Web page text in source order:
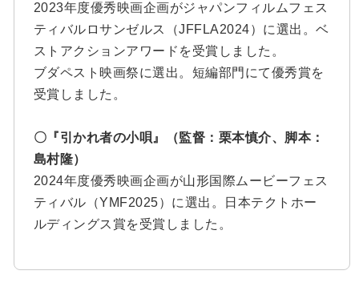
2023年度優秀映画企画がジャパンフィルムフェス
ティバルロサンゼルス（JFFLA2024）に選出。ベ
ストアクションアワードを受賞しました。
ブダペスト映画祭に選出。短編部門にて優秀賞を
受賞しました。
〇『引かれ者の小唄』（監督：栗本慎介、脚本：
島村隆）
2024年度優秀映画企画が山形国際ムービーフェス
ティバル（YMF2025）に選出。日本テクトホー
ルディングス賞を受賞しました。